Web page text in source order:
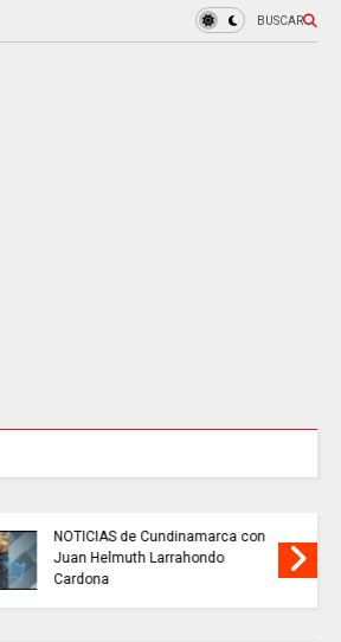
BUSCAR
TRABAJO....................si hay //
jueves 6 de agosto de 2026